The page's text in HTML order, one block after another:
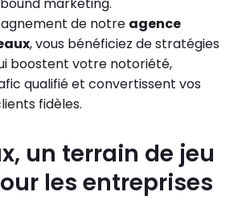
marketing.
de notre agence
, vous bénéficiez de stratégies
boostent votre notoriété,
qualifié et convertissent vos
fidèles.
un terrain de jeu
les entreprises